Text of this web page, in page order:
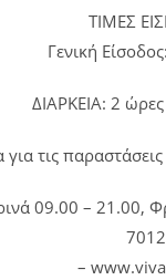
ΤΙΜΕΣ
Γενική
ΔΙΑΡΚΕΙΑ: 2
για τις
09.00 – 21.00,
–